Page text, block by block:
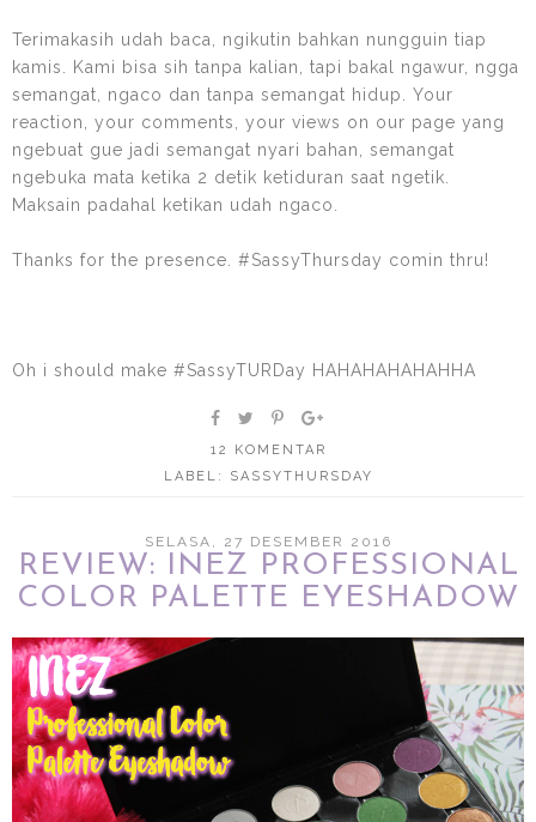
Terimakasih udah baca, ngikutin bahkan nungguin tiap
kamis. Kami bisa sih tanpa kalian, tapi bakal ngawur, ngga
semangat, ngaco dan tanpa semangat hidup. Your
reaction, your comments, your views on our page yang
ngebuat gue jadi semangat nyari bahan, semangat
ngebuka mata ketika 2 detik ketiduran saat ngetik.
Maksain padahal ketikan udah ngaco.
Thanks for the presence. #SassyThursday comin thru!
Oh i should make #SassyTURDay HAHAHAHAHAHHA
12 KOMENTAR
LABEL:
SASSYTHURSDAY
SELASA, 27 DESEMBER 2016
REVIEW: INEZ PROFESSIONAL
COLOR PALETTE EYESHADOW